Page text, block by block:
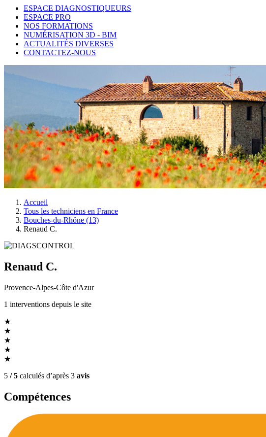
ESPACE DIAGNOSTIQUEURS
ESPACE PRO
NOS FORMATIONS
NUMÉRISATION 3D - BIM
ACTUALITÉS DIVERSES
CONTACTEZ-NOUS
Accueil
Tous les techniciens en France
Bouches-du-Rhône (13)
Renaud C.
Renaud C.
Provence-Alpes-Côte d'Azur
1 interventions depuis le site
★
★
★
★
★
5 / 5 calculés d’après 3 avis
Compétences